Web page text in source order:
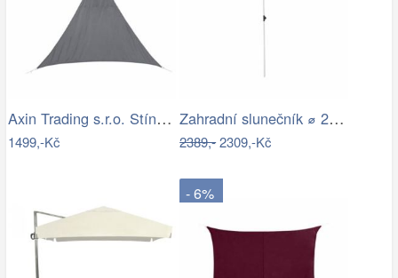
Axin Trading s.r.o. Stínící plachta…
1499,-Kč
Zahradní slunečník ⌀ 2,85 m světle…
2389,-2309,-Kč
- 6%